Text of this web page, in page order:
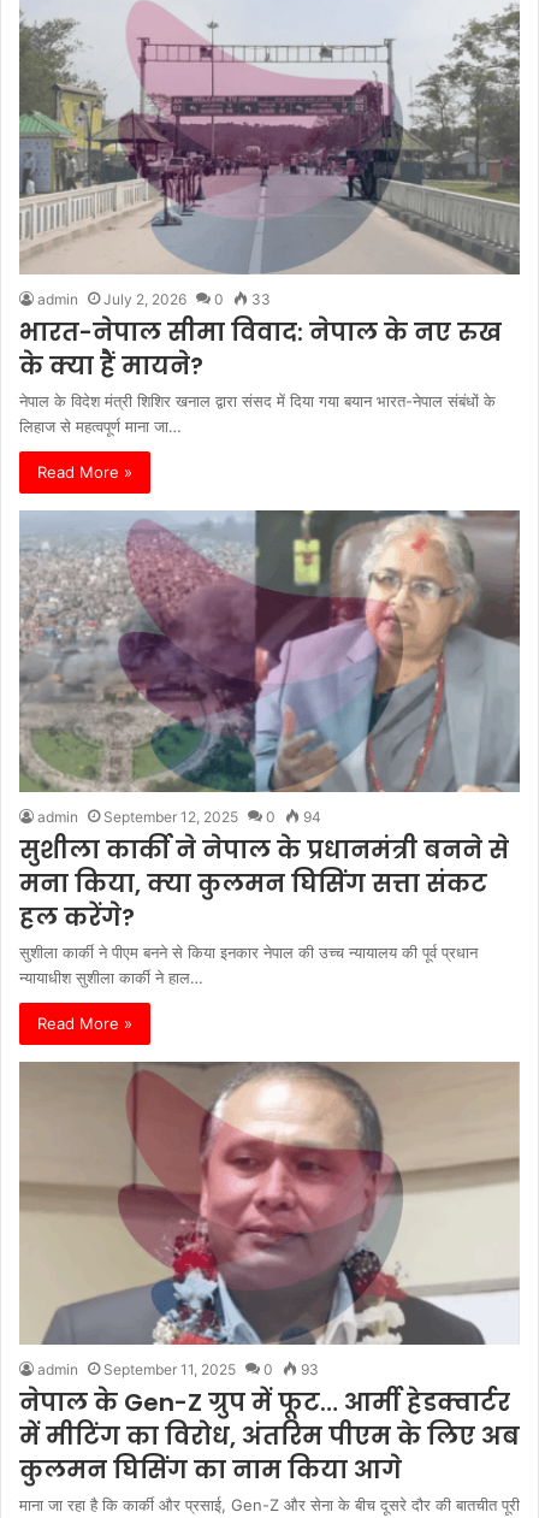
admin July 2, 2026 0 33
भारत-नेपाल सीमा विवाद: नेपाल के नए रुख
के क्या हैं मायने?
नेपाल के विदेश मंत्री शिशिर खनाल द्वारा संसद में दिया गया बयान भारत-नेपाल संबंधों के
लिहाज से महत्वपूर्ण माना जा…
Read More »
admin September 12, 2025 0 94
सुशीला कार्की ने नेपाल के प्रधानमंत्री बनने से
मना किया, क्या कुलमन घिसिंग सत्ता संकट
हल करेंगे?
सुशीला कार्की ने पीएम बनने से किया इनकार नेपाल की उच्च न्यायालय की पूर्व प्रधान
न्यायाधीश सुशीला कार्की ने हाल…
Read More »
admin September 11, 2025 0 93
नेपाल के Gen-Z ग्रुप में फूट… आर्मी हेडक्वार्टर
में मीटिंग का विरोध, अंतरिम पीएम के लिए अब
कुलमन घिसिंग का नाम किया आगे
माना जा रहा है कि कार्की और प्रसाई, Gen-Z और सेना के बीच दूसरे दौर की बातचीत पूरी